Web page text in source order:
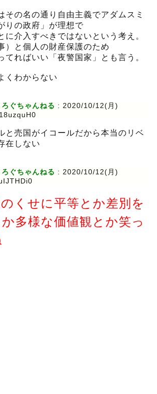
その名の通り自由主義でアダムスミ
りの政府」が理想で
に介入すべきではないという考え。
）と個人の財産保護のため
てればいい「夜警国家」とも言う。
くわからない
ぐちゃんねる : 2020/10/12(月)
と売国がイコールだから本当のリベ
在しない
ぐちゃんねる : 2020/10/12(月)
のくせに平等とか差別を
多様な価値観とか笑っ